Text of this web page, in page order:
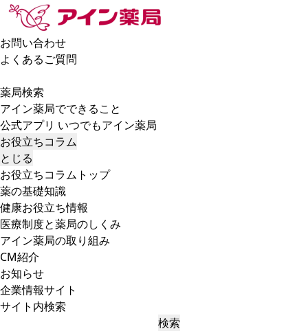
お問い合わせ
よくあるご質問
薬局検索
アイン薬局でできること
公式アプリ いつでもアイン薬局
お役立ちコラム
とじる
お役立ちコラムトップ
薬の基礎知識
健康お役立ち情報
医療制度と薬局のしくみ
アイン薬局の取り組み
CM紹介
お知らせ
企業情報サイト
サイト内検索
検索